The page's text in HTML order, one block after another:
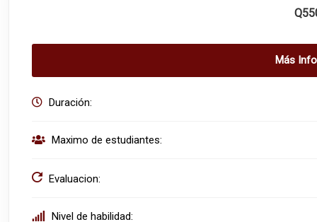
Más
Duración:
Maximo de estudiantes:
Evaluacion:
Nivel de habilidad: